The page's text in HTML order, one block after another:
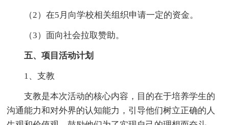
（2）在5月向学校相关组织申请一定的资金。
（3）面向社会拉取赞助。
五、项目活动计划
1、支教
支教是本次活动的核心内容，目的在于培养学生的
沟通能力和对外界的认知能力，引导他们树立正确的人